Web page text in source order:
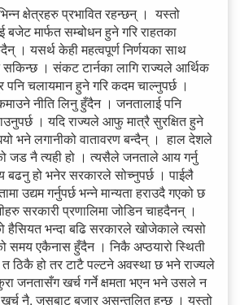
क्षेत्रहरु प्रभावित रहन्छन् । यस्तो
बजेट मार्फत सम्बोधन हुने गरि राहतका
। यसर्थ केही महत्वपूर्ण निर्णयका साथ
। संकट टार्नका लागि राज्यले आर्थिक
चलायमान हुने गरि कदम चाल्नुपर्छ ।
नीति लिनु हुँदैन । जनतालाई पनि
। यदि राज्यले आफु मात्रै सुरक्षित हुने
भने लगानीको वातावरण बन्दैन् । हाल देशले
जड नै त्यही हो । त्यसैले जनताले आय गर्नु
हो भनेर सरकारले सोच्नुपर्छ । पाईलै
उद्यम गर्नुपर्छ भन्ने मान्यता हराउदै गएको छ
सरकारी प्रणालिमा जोडिन चाहदैनन् ।
भन्दा बढि सरकारले खोजेकाले त्यसो
समय एकैनास हुँदैन । निकै अप्ठयारो स्थिती
त ठिकै हो तर टाटै पल्टने अवस्था छ भने राज्यले
जनतासँग खर्च गर्ने क्षमता भएन भने उसले न
नै, जसबाट बजार असन्तुलित हुन्छ । यस्तो